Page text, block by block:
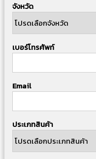
จังหวัด
เบอร์โทรศัพท์
Email
ประเภทสินค้า